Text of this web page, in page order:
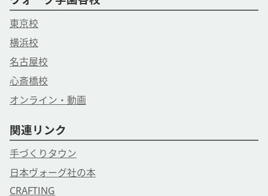
東京校
横浜校
名古屋校
心斎橋校
オンライン・動画
関連リンク
手づくりタウン
日本ヴォーグ社の本
CRAFTING